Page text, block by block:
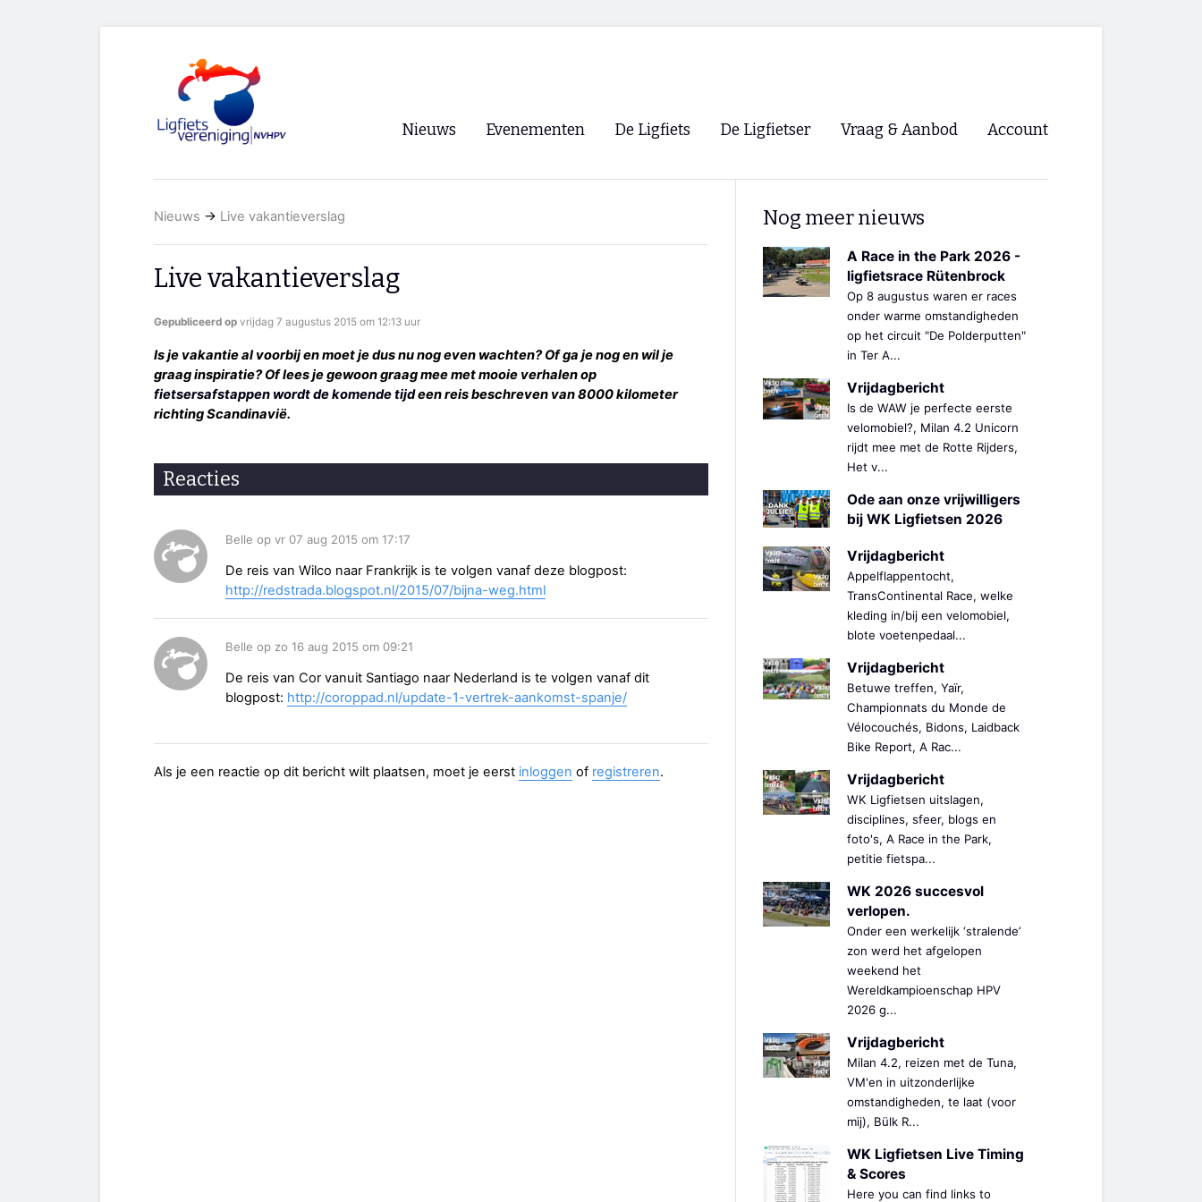
Nieuws Evenementen
WK Ligfietsen 2026
Oliebollentocht
De Ligfiets De Ligfietser
Ligfietsvereninging NVHPV
Lokale Fietsverenigingen
Forum ligfietsers.nl 🡺
Vraag & Aanbod Account
Nieuws → Live vakantieverslag
Live vakantieverslag
Gepubliceerd op vrijdag 7 augustus 2015 om 12:13 uur
Is je vakantie al voorbij en moet je dus nu nog even wachten? Of ga je nog en wil je
graag inspiratie? Of lees je gewoon graag mee met mooie verhalen op
fietsersafstappen wordt de komende tijdeen reis beschreven van 8000 kilometer
richting Scandinavië.
Reacties
Belle op vr 07 aug 2015 om 17:17
De reis van Wilco naar Frankrijk is te volgen vanaf deze blogpost:
http://redstrada.blogspot.nl/2015/07/bijna-weg.html
Belle op zo 16 aug 2015 om 09:21
De reis van Cor vanuit Santiago naar Nederland is te volgen vanaf dit
blogpost: http://coroppad.nl/update-1-vertrek-aankomst-spanje/
Als je een reactie op dit bericht wilt plaatsen, moet je eerst inloggen of registreren.
Nog meer nieuws
A Race in the Park 2026 -
ligfietsrace Rütenbrock
Op 8 augustus waren er races
onder warme omstandigheden
op het circuit "De Polderputten"
in Ter A...
Vrijdagbericht
Is de WAW je perfecte eerste
velomobiel?, Milan 4.2 Unicorn
rijdt mee met de Rotte Rijders,
Het v...
Ode aan onze vrijwilligers
bij WK Ligfietsen 2026
Vrijdagbericht
Appelflappentocht,
TransContinental Race, welke
kleding in/bij een velomobiel,
blote voetenpedaal...
Vrijdagbericht
Betuwe treffen, Yaïr,
Championnats du Monde de
Vélocouchés, Bidons, Laidback
Bike Report, A Rac...
Vrijdagbericht
WK Ligfietsen uitslagen,
disciplines, sfeer, blogs en
foto's, A Race in the Park,
petitie fietspa...
WK 2026 succesvol
verlopen.
Onder een werkelijk ‘stralende’
zon werd het afgelopen
weekend het
Wereldkampioenschap HPV
2026 g...
Vrijdagbericht
Milan 4.2, reizen met de Tuna,
VM'en in uitzonderlijke
omstandigheden, te laat (voor
mij), Bülk R...
WK Ligfietsen Live Timing
& Scores
Here you can find links to